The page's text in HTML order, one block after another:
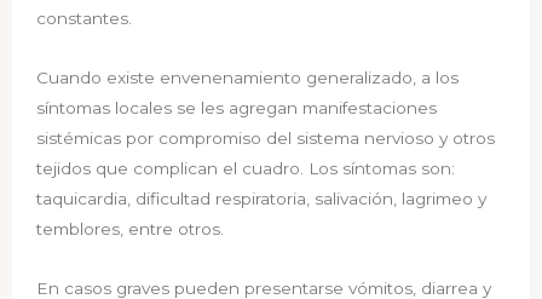
constantes.
Cuando existe envenenamiento generalizado, a los
síntomas locales se les agregan manifestaciones
sistémicas por compromiso del sistema nervioso y otros
tejidos que complican el cuadro. Los síntomas son:
taquicardia, dificultad respiratoria, salivación, lagrimeo y
temblores, entre otros.
En casos graves pueden presentarse vómitos, diarrea y